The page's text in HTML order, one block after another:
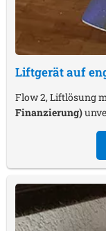
Liftgerät auf
Flow 2, Liftlösung
Finanzierung)